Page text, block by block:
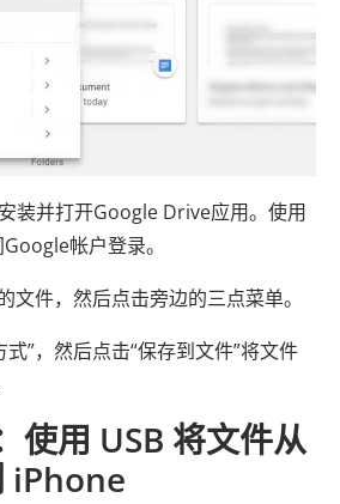
装并打开Goog​​le Drive应用。使用
帐户登录。
文件，然后点击旁边的三点菜单。
”，然后点击“保存到文件”将文件
使用 USB 将文件从
iPhone